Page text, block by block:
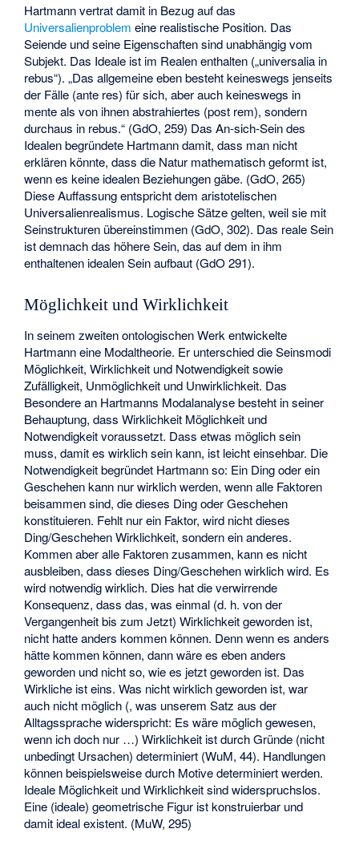
Hartmann vertrat damit in Bezug auf das
Universalienproblem eine realistische Position. Das
Seiende und seine Eigenschaften sind unabhängig vom
Subjekt. Das Ideale ist im Realen enthalten („universalia in
rebus“). „Das allgemeine eben besteht keineswegs jenseits
der Fälle (ante res) für sich, aber auch keineswegs in
mente als von ihnen abstrahiertes (post rem), sondern
durchaus in rebus.“ (GdO, 259) Das An-sich-Sein des
Idealen begründete Hartmann damit, dass man nicht
erklären könnte, dass die Natur mathematisch geformt ist,
wenn es keine idealen Beziehungen gäbe. (GdO, 265)
Diese Auffassung entspricht dem aristotelischen
Universalienrealismus. Logische Sätze gelten, weil sie mit
Seinstrukturen übereinstimmen (GdO, 302). Das reale Sein
ist demnach das höhere Sein, das auf dem in ihm
enthaltenen idealen Sein aufbaut (GdO 291).
Möglichkeit und Wirklichkeit
In seinem zweiten ontologischen Werk entwickelte
Hartmann eine Modaltheorie. Er unterschied die Seinsmodi
Möglichkeit, Wirklichkeit und Notwendigkeit sowie
Zufälligkeit, Unmöglichkeit und Unwirklichkeit. Das
Besondere an Hartmanns Modalanalyse besteht in seiner
Behauptung, dass Wirklichkeit Möglichkeit und
Notwendigkeit voraussetzt. Dass etwas möglich sein
muss, damit es wirklich sein kann, ist leicht einsehbar. Die
Notwendigkeit begründet Hartmann so: Ein Ding oder ein
Geschehen kann nur wirklich werden, wenn alle Faktoren
beisammen sind, die dieses Ding oder Geschehen
konstituieren. Fehlt nur ein Faktor, wird nicht dieses
Ding/Geschehen Wirklichkeit, sondern ein anderes.
Kommen aber alle Faktoren zusammen, kann es nicht
ausbleiben, dass dieses Ding/Geschehen wirklich wird. Es
wird notwendig wirklich. Dies hat die verwirrende
Konsequenz, dass das, was einmal (d. h. von der
Vergangenheit bis zum Jetzt) Wirklichkeit geworden ist,
nicht hatte anders kommen können. Denn wenn es anders
hätte kommen können, dann wäre es eben anders
geworden und nicht so, wie es jetzt geworden ist. Das
Wirkliche ist eins. Was nicht wirklich geworden ist, war
auch nicht möglich (, was unserem Satz aus der
Alltagssprache widerspricht: Es wäre möglich gewesen,
wenn ich doch nur …) Wirklichkeit ist durch Gründe (nicht
unbedingt Ursachen) determiniert (WuM, 44). Handlungen
können beispielsweise durch Motive determiniert werden.
Ideale Möglichkeit und Wirklichkeit sind widerspruchslos.
Eine (ideale) geometrische Figur ist konstruierbar und
damit ideal existent. (MuW, 295)